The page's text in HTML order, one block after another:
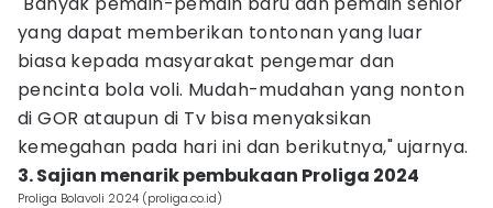
yang dapat memberikan tontonan yang luar
biasa kepada masyarakat pengemar dan
pencinta bola voli. Mudah-mudahan yang nonton
di GOR ataupun di Tv bisa menyaksikan
kemegahan pada hari ini dan berikutnya," ujarnya.
3. Sajian menarik pembukaan Proliga 2024
Proliga Bolavoli 2024 (proliga.co.id)